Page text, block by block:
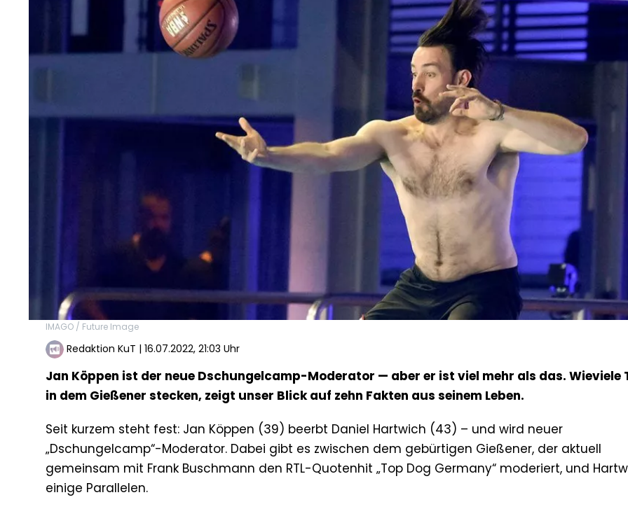
IMAGO / Future Image
Redaktion KuT | 16.07.2022, 21:03 Uhr
Jan Köppen ist der neue Dschungelcamp-Moderator — aber er ist viel mehr als das. Wieviele
in dem Gießener stecken, zeigt unser Blick auf zehn Fakten aus seinem Leben.
Seit kurzem steht fest: Jan Köppen (39) beerbt Daniel Hartwich (43) – und wird neuer
„Dschungelcamp“-Moderator. Dabei gibt es zwischen dem gebürtigen Gießener, der aktuell
gemeinsam mit Frank Buschmann den RTL-Quotenhit „Top Dog Germany“ moderiert, und
einige Parallelen.